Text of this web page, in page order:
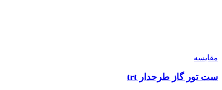
مقایسه
ست تور گاز طرحدار trt